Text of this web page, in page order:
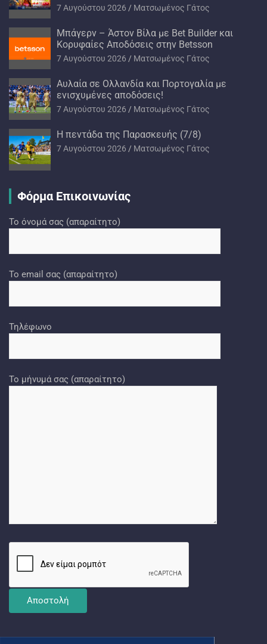
7 Αυγούστου 2026 Ματσωμένος Γάτος
Μπάγερν – Άστον Βίλα με Bet Builder και
Κορυφαίες Αποδόσεις στην Betsson
7 Αυγούστου 2026 Ματσωμένος Γάτος
Αυλαία σε Ολλανδία και Πορτογαλία με
ενισχυμένες αποδόσεις!
7 Αυγούστου 2026 Ματσωμένος Γάτος
H πεντάδα της Παρασκευής (7/8)
7 Αυγούστου 2026 Ματσωμένος Γάτος
Φόρμα Επικοινωνίας
Το όνομά σας (απαραίτητο)
Το email σας (απαραίτητο)
Τηλέφωνο
Το μήνυμά σας (απαραίτητο)